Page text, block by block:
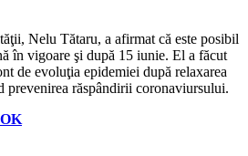
Nelu Tătaru, a afirmat că este posibil
în vigoare şi după 15 iunie. El a făcut
de evoluţia epidemiei după relaxarea
prevenirea răspândirii coronaviursului.